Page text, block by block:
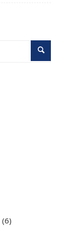
(6)